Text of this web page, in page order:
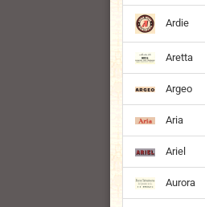
Ardie
Aretta
Argeo
Aria
Ariel
Aurora